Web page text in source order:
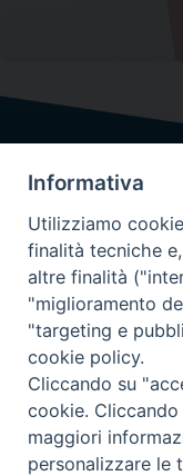
Informativa
Utilizziamo
finalità tecniche
altre finalità
"miglioramento
"targeting e
cookie policy.
Cliccando su
cookie.
maggiori
personalizzare le